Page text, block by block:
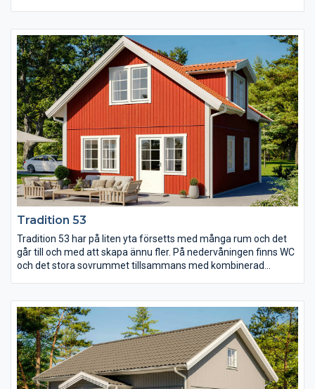
vilket tillsammans med den effektfulla spetsen med höga
fönsterpartier ger ett ljust rum med plats för många.
Tradition 53
Tradition 53 har på liten yta försetts med många rum och det
går till och med att skapa ännu fler. På nedervåningen finns WC
och det stora sovrummet tillsammans med kombinerad
Allrummet går dessutom att göra om till fler sovrum om så
önskas.